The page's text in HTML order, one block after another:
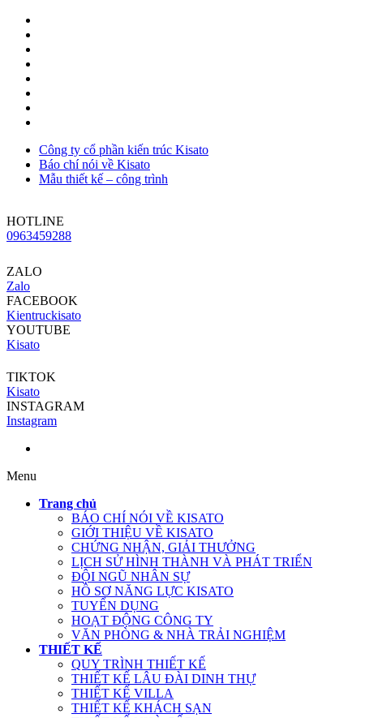
Công ty cổ phần kiến trúc Kisato
Báo chí nói về Kisato
Mẫu thiết kế – công trình
HOTLINE
0963459288
ZALO
Zalo
FACEBOOK
Kientruckisato
YOUTUBE
Kisato
TIKTOK
Kisato
INSTAGRAM
Instagram
Menu
Trang chủ
BÁO CHÍ NÓI VỀ KISATO
GIỚI THIỆU VỀ KISATO
CHỨNG NHẬN, GIẢI THƯỞNG
LỊCH SỬ HÌNH THÀNH VÀ PHÁT TRIỂN
ĐỘI NGŨ NHÂN SỰ
HỒ SƠ NĂNG LỰC KISATO
TUYỂN DỤNG
HOẠT ĐỘNG CÔNG TY
VĂN PHÒNG & NHÀ TRẢI NGHIỆM
THIẾT KẾ
QUY TRÌNH THIẾT KẾ
THIẾT KẾ LÂU ĐÀI DINH THỰ
THIẾT KẾ VILLA
THIẾT KẾ KHÁCH SẠN